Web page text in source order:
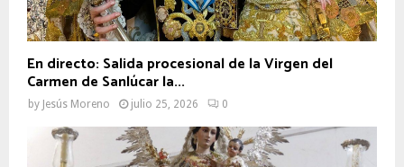
En directo: Salida procesional de la Virgen del
Carmen de Sanlúcar la...
by Jesús Moreno julio 25, 2026 0